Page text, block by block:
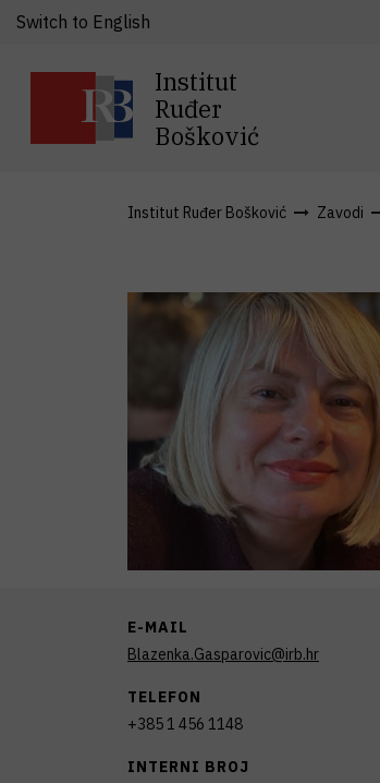
Institut
Ruđer
Bošković
Switch to English
Institut Ruđer Bošković Zavodi
E-MAIL
Blazenka.Gasparovic@irb.hr
TELEFON
+385 1 456 1148
INTERNI BROJ